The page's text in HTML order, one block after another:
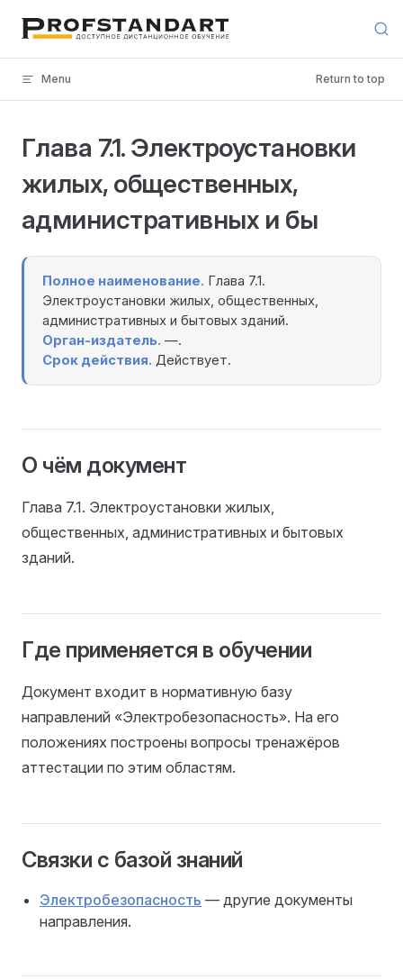
Skip to content
Menu Return to top
Глава 7.1. Электроустановки
жилых, общественных,
административных и бы
Полное наименование. Глава 7.1.
Электроустановки жилых, общественных,
административных и бытовых зданий.
Орган-издатель. —.
Срок действия. Действует.
О чём документ
Глава 7.1. Электроустановки жилых,
общественных, административных и бытовых
зданий.
Где применяется в обучении
Документ входит в нормативную базу
направлений «Электробезопасность». На его
положениях построены вопросы тренажёров
аттестации по этим областям.
Связки с базой знаний
Электробезопасность — другие документы
направления.